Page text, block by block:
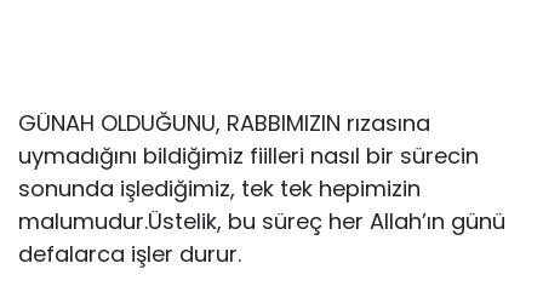
GÜNAH OLDUĞUNU, RABBIMIZIN rızasına
uymadığını bildiğimiz fiilleri nasıl bir sürecin
sonunda işlediğimiz, tek tek hepimizin
malumudur.Üstelik, bu süreç her Allah’ın günü
defalarca işler durur.